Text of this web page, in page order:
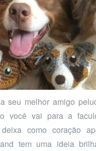
seu melhor amigo
você vai para a
como coração
tem uma ideia